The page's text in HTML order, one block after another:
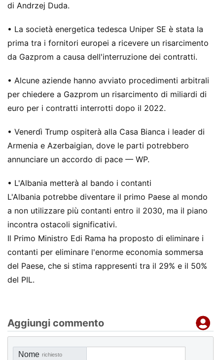
di Andrzej Duda.
• La società energetica tedesca Uniper SE è stata la
prima tra i fornitori europei a ricevere un risarcimento
da Gazprom a causa dell'interruzione dei contratti.
• Alcune aziende hanno avviato procedimenti arbitrali
per chiedere a Gazprom un risarcimento di miliardi di
euro per i contratti interrotti dopo il 2022.
• Venerdì Trump ospiterà alla Casa Bianca i leader di
Armenia e Azerbaigian, dove le parti potrebbero
annunciare un accordo di pace — WP.
• L'Albania metterà al bando i contanti
L'Albania potrebbe diventare il primo Paese al mondo
a non utilizzare più contanti entro il 2030, ma il piano
incontra ostacoli significativi.
Il Primo Ministro Edi Rama ha proposto di eliminare i
contanti per eliminare l'enorme economia sommersa
del Paese, che si stima rappresenti tra il 29% e il 50%
del PIL.
Aggiungi commento
Nome richiesto